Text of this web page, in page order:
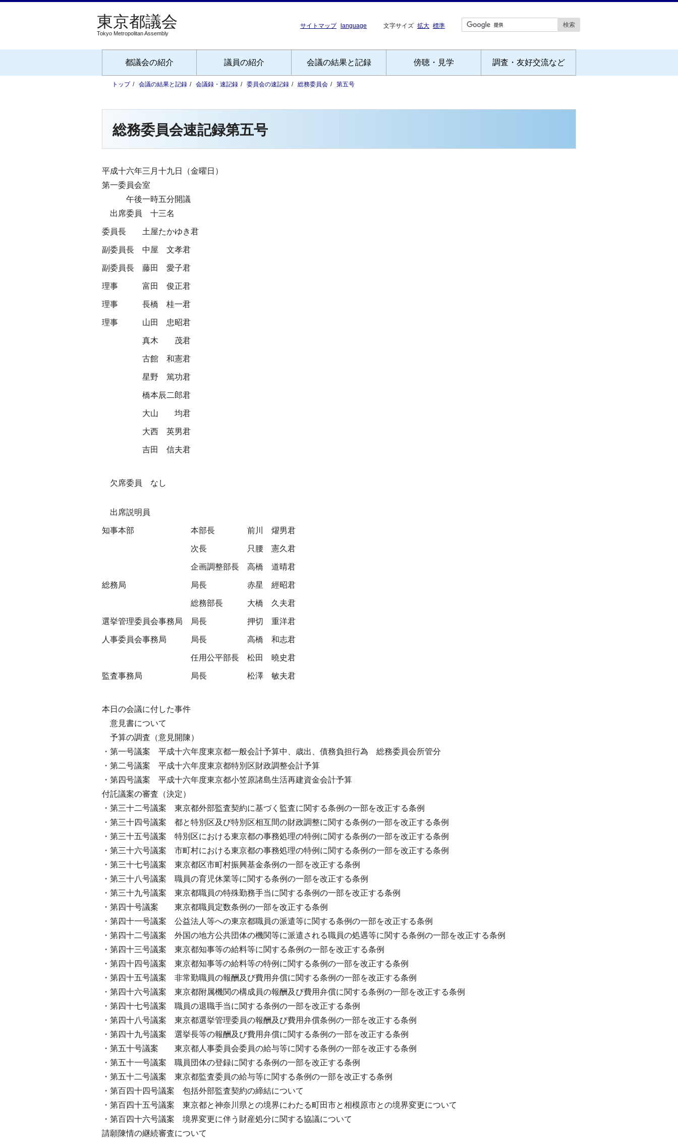
Tokyo Metropolitan Assembly
サイトマップ language 文字サイズ 拡大 標準
都議会の紹介 議員の紹介 会議の結果と記録 傍聴・見学 調査・友好交流など
トップ 会議の結果と記録 会議録・速記録 委員会の速記録 総務委員会 第五号
総務委員会速記録第五号
平成十六年三月十九日（金曜日）
第一委員会室
午後一時五分開議
出席委員 十三名
委員長 土屋たかゆき君
副委員長 中屋 文孝君
副委員長 藤田 愛子君
理事 富田 俊正君
理事 長橋 桂一君
理事 山田 忠昭君
真木 茂君
古館 和憲君
星野 篤功君
橋本辰二郎君
大山 均君
大西 英男君
吉田 信夫君
欠席委員 なし
出席説明員
知事本部 本部長 前川 燿男君
次長 只腰 憲久君
企画調整部長 高橋 道晴君
総務局 局長 赤星 經昭君
総務部長 大橋 久夫君
選挙管理委員会事務局 局長 押切 重洋君
人事委員会事務局 局長 高橋 和志君
任用公平部長 松田 曉史君
監査事務局 局長 松澤 敏夫君
本日の会議に付した事件
意見書について
予算の調査（意見開陳）
・第一号議案 平成十六年度東京都一般会計予算中、歳出、債務負担行為 総務委員会所管分
・第二号議案 平成十六年度東京都特別区財政調整会計予算
・第四号議案 平成十六年度東京都小笠原諸島生活再建資金会計予算
付託議案の審査（決定）
・第三十二号議案 東京都外部監査契約に基づく監査に関する条例の一部を改正する条例
・第三十四号議案 都と特別区及び特別区相互間の財政調整に関する条例の一部を改正する条例
・第三十五号議案 特別区における東京都の事務処理の特例に関する条例の一部を改正する条例
・第三十六号議案 市町村における東京都の事務処理の特例に関する条例の一部を改正する条例
・第三十七号議案 東京都区市町村振興基金条例の一部を改正する条例
・第三十八号議案 職員の育児休業等に関する条例の一部を改正する条例
・第三十九号議案 東京都職員の特殊勤務手当に関する条例の一部を改正する条例
・第四十号議案 東京都職員定数条例の一部を改正する条例
・第四十一号議案 公益法人等への東京都職員の派遣等に関する条例の一部を改正する条例
・第四十二号議案 外国の地方公共団体の機関等に派遣される職員の処遇等に関する条例の一部を改正する条例
・第四十三号議案 東京都知事等の給料等に関する条例の一部を改正する条例
・第四十四号議案 東京都知事等の給料等の特例に関する条例の一部を改正する条例
・第四十五号議案 非常勤職員の報酬及び費用弁償に関する条例の一部を改正する条例
・第四十六号議案 東京都附属機関の構成員の報酬及び費用弁償に関する条例の一部を改正する条例
・第四十七号議案 職員の退職手当に関する条例の一部を改正する条例
・第四十八号議案 東京都選挙管理委員の報酬及び費用弁償条例の一部を改正する条例
・第四十九号議案 選挙長等の報酬及び費用弁償に関する条例の一部を改正する条例
・第五十号議案 東京都人事委員会委員の給与等に関する条例の一部を改正する条例
・第五十一号議案 職員団体の登録に関する条例の一部を改正する条例
・第五十二号議案 東京都監査委員の給与等に関する条例の一部を改正する条例
・第百四十四号議案 包括外部監査契約の締結について
・第百四十五号議案 東京都と神奈川県との境界にわたる町田市と相模原市との境界変更について
・第百四十六号議案 境界変更に伴う財産処分に関する協議について
請願陳情の継続審査について